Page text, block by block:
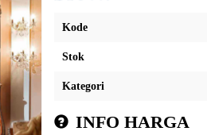
Kode
Stok
Kategori
INFO HARGA